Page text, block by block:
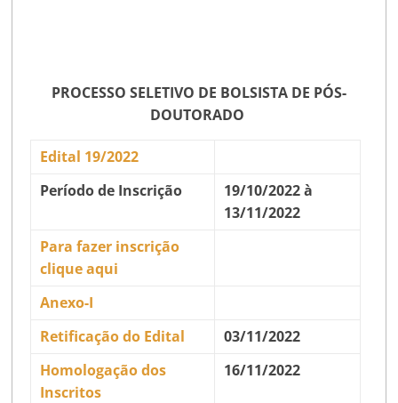
PROCESSO SELETIVO DE BOLSISTA DE PÓS-
DOUTORADO
Edital 19/2022
Período de Inscrição
19/10/2022 à
13/11/2022
Para fazer inscrição
clique aqui
Anexo-I
Retificação do Edital
03/11/2022
Homologação dos
Inscritos
16/11/2022